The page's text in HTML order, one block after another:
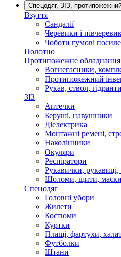
Спецодяг, ЗІЗ,
Взуття
Сандалії
Черевики і
Чоботи гумові
Полотно
Протипожежне обладнання
Вогнегасники,
Протипожежний
Рукав, ствол, гідранти
ЗІЗ
Аптечки
Беруші, навушники
Діелектрика
Монтажні ремені,
Наколінники
Окуляри
Респіратори
Рукавички, рукавиці,
Шоломи, щити,
Спецодяг
Головні убори
Жилети
Костюми
Куртки
Плащі, фартухи,
Футболки
Штани